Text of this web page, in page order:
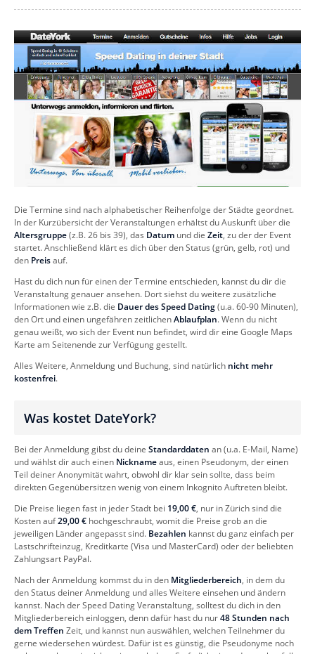
Die Termine sind nach alphabetischer Reihenfolge der Städte geordnet.
In der Kurzübersicht der Veranstaltungen erhältst du Auskunft über die
Altersgruppe(z.B. 26 bis 39), das Datum und die Zeit, zu der der Event
startet. Anschließend klärt es dich über den Status (grün, gelb, rot) und
den Preisauf.
Hast du dich nun für einen der Termine entschieden, kannst du dir die
Veranstaltung genauer ansehen. Dort siehst du weitere zusätzliche
Informationen wie z.B. die Dauer des Speed Dating(u.a. 60-90 Minuten),
den Ort und einen ungefähren zeitlichenAblaufplan. Wenn du nicht
genau weißt, wo sich der Event nun befindet, wird dir eine Google Maps
Karte am Seitenende zur Verfügung gestellt.
Alles Weitere, Anmeldung und Buchung, sind natürlich nicht mehr
kostenfrei.
Was kostet DateYork?
Bei der Anmeldung gibst du deine Standarddaten an (u.a. E-Mail, Name)
und wählst dir auch einen Nicknameaus, einen Pseudonym, der einen
Teil deiner Anonymität wahrt, obwohl dir klar sein sollte, dass beim
direkten Gegenübersitzen wenig von einem Inkognito Auftreten bleibt.
Die Preise liegen fast in jeder Stadt bei 19,00 €, nur in Zürich sind die
Kosten auf29,00 € hochgeschraubt, womit die Preise grob an die
jeweiligen Länder angepasst sind. Bezahlen kannst du ganz einfach per
Lastschrifteinzug, Kreditkarte (Visa und MasterCard) oder der beliebten
Zahlungsart PayPal.
Nach der Anmeldung kommst du in den Mitgliederbereich, in dem du
den Status deiner Anmeldung und alles Weitere einsehen und ändern
kannst. Nach der Speed Dating Veranstaltung, solltest du dich in den
Mitgliederbereich einloggen, denn dafür hast du nur48 Stunden nach
dem Treffen Zeit, und kannst nun auswählen, welchen Teilnehmer du
gerne wiedersehen würdest. Dafür ist es günstig, die Pseudonyme noch